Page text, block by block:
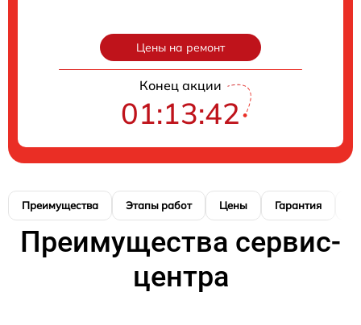
Цены на ремонт
Конец акции
01:13:41
Преимущества Этапы работ Цены Гарантия
Преимущества сервис-
центра